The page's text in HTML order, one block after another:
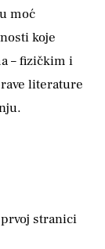
moć
koje
– fizičkim i
literature
stranici